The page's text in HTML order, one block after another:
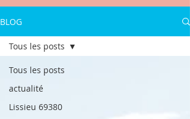
BLOG
Tous les posts
actualité
Lissieu 69380
Tous les posts